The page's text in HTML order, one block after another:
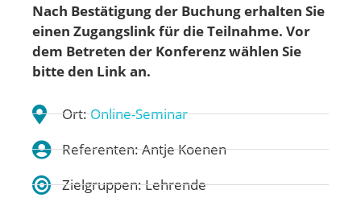
Nach Bestätigung der Buchung erhalten Sie
einen Zugangslink für die Teilnahme. Vor
dem Betreten der Konferenz wählen Sie
bitte den Link an.
Ort:Online-Seminar
Referenten: Antje Koenen
Zielgruppen: Lehrende